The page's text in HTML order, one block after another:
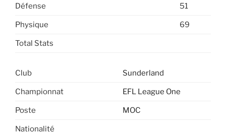
Défense 51
Physique 69
Total Stats
Club Sunderland
Championnat EFL League One
Poste MOC
Nationalité